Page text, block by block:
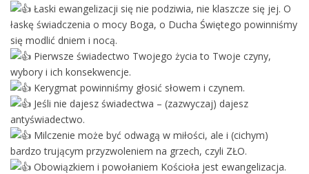
Łaski ewangelizacji się nie podziwia, nie klaszcze się jej. O
łaskę świadczenia o mocy Boga, o Ducha Świętego powinniśmy
się modlić dniem i nocą.
Pierwsze świadectwo Twojego życia to Twoje czyny,
wybory i ich konsekwencje.
Kerygmat powinniśmy głosić słowem i czynem.
Jeśli nie dajesz świadectwa – (zazwyczaj) dajesz
antyświadectwo.
Milczenie może być odwagą w miłości, ale i (cichym)
bardzo trującym przyzwoleniem na grzech, czyli ZŁO.
Obowiązkiem i powołaniem Kościoła jest ewangelizacja.